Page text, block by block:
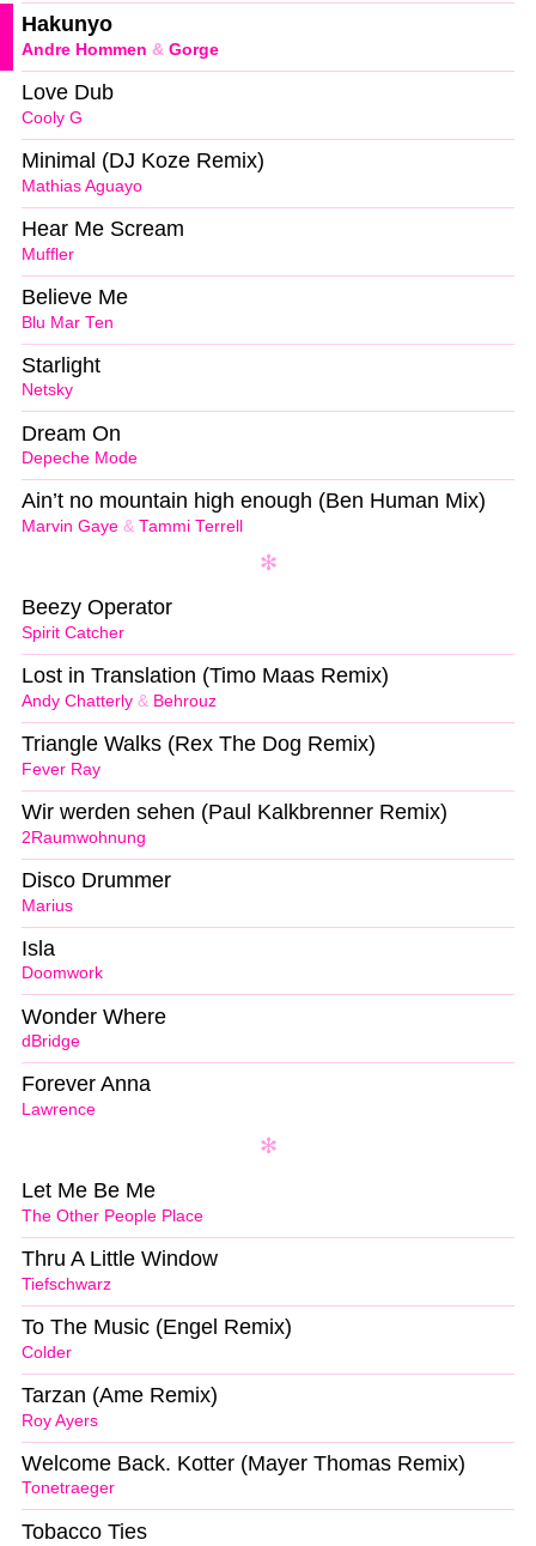
Andre Hommen & Gorge
Hakunyo
Cooly G
Love Dub
Mathias Aguayo
Minimal (DJ Koze Remix)
Muffler
Hear Me Scream
Blu Mar Ten
Believe Me
Netsky
Starlight
Depeche Mode
Dream On
Marvin Gaye & Tammi Terrell
Ain’t no mountain high enough (Ben Human Mix)
Spirit Catcher
Beezy Operator
Andy Chatterly & Behrouz
Lost in Translation (Timo Maas Remix)
Fever Ray
Triangle Walks (Rex The Dog Remix)
2Raumwohnung
Wir werden sehen (Paul Kalkbrenner Remix)
Marius
Disco Drummer
Doomwork
Isla
dBridge
Wonder Where
Lawrence
Forever Anna
The Other People Place
Let Me Be Me
Tiefschwarz
Thru A Little Window
Colder
To The Music (Engel Remix)
Roy Ayers
Tarzan (Ame Remix)
Tonetraeger
Welcome Back. Kotter (Mayer Thomas Remix)
Tobacco Ties